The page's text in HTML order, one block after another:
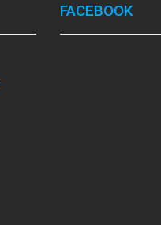
FACEBOOK